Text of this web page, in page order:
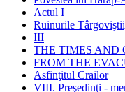
Actul I
Ruinurile
III
THE TIMES AND
FROM THE
Asfinţitul Crailor
VIII. Preşedinţi -